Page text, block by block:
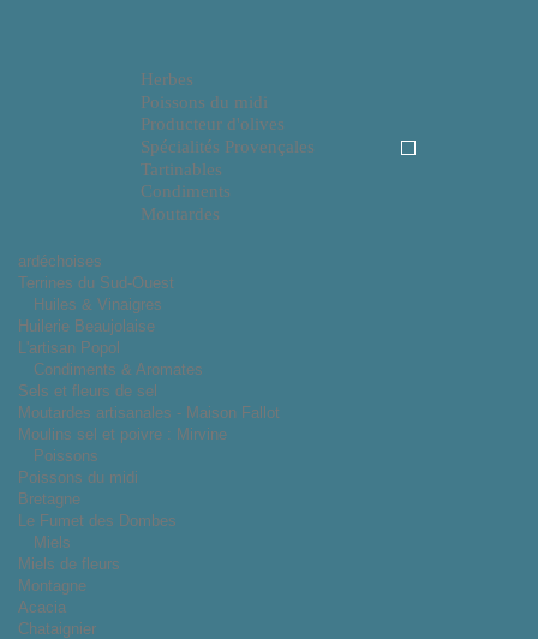
Herbes
Poissons du midi
Producteur d'olives
Spécialités Provençales
Tartinables
Condiments
Moutardes
ardéchoises
Terrines du Sud-Ouest
Huiles & Vinaigres
Huilerie Beaujolaise
L'artisan Popol
Condiments & Aromates
Sels et fleurs de sel
Moutardes artisanales - Maison Fallot
Moulins sel et poivre : Mirvine
Poissons
Poissons du midi
Bretagne
Le Fumet des Dombes
Miels
Miels de fleurs
Montagne
Acacia
Chataignier